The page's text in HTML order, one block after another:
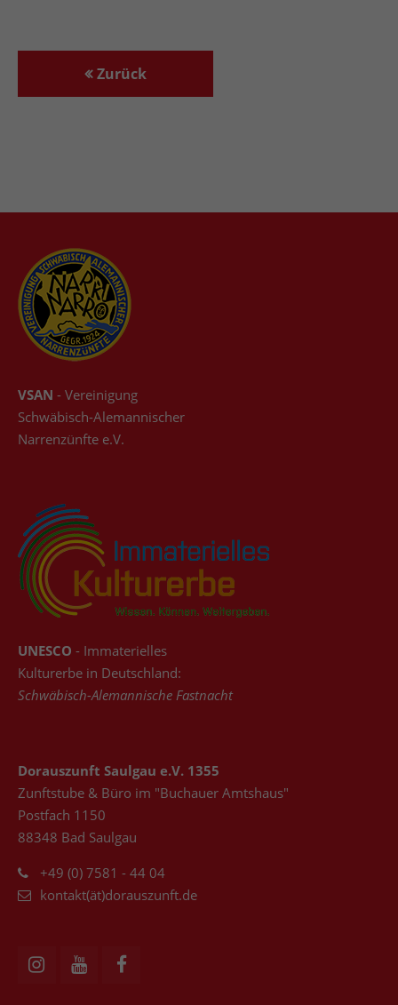
Zurück
VSAN - Vereinigung
Schwäbisch-Alemannischer
Narrenzünfte e.V.
UNESCO - Immaterielles
Kulturerbe in Deutschland:
Schwäbisch-Alemannische Fastnacht
Dorauszunft Saulgau e.V. 1355
Zunftstube & Büro im "Buchauer Amtshaus"
Postfach 1150
88348 Bad Saulgau
+49 (0) 7581 - 44 04
kontakt(ät)dorauszunft.de